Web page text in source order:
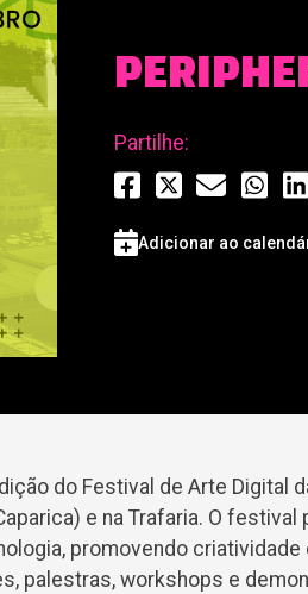
Partilhe:
Adicionar ao
do Festival de Arte Digital
e na Trafaria. O
promovendo criatividade
palestras, workshops e